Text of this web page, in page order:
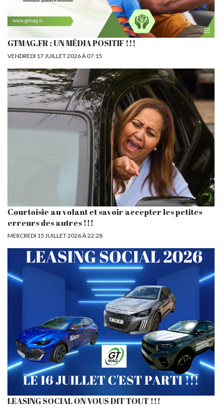
GTMAG.FR : UN MÉDIA POSITIF !!!
VENDREDI 17 JUILLET 2026 À 07:15
Courtoisie au volant et savoir accepter les petites
erreurs des autres !!!
MERCREDI 15 JUILLET 2026 À 22:28
LEASING SOCIAL ON VOUS DIT TOUT !!!